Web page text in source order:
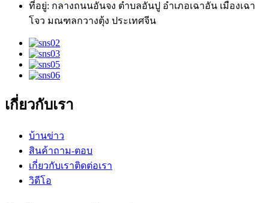
ที่อยู่: กลางถนนอันจง ตำบลอันปู อำเภอเฉาอัน เมืองเฉา
โจว มณฑลกวางตุ้ง ประเทศจีน
เกี่ยวกับเรา
บ้านข่าว
สินค้าถาม-ตอบ
เกี่ยวกับเราติดต่อเรา
วิดีโอ